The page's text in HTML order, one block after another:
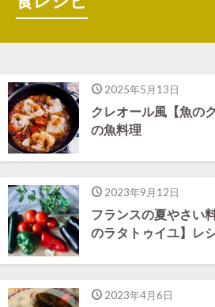
2025年5月13日
クレオール風【魚の
の魚料理
2023年9月12日
フランスの夏やさい
のラタトゥイユ】レ
2023年4月6日